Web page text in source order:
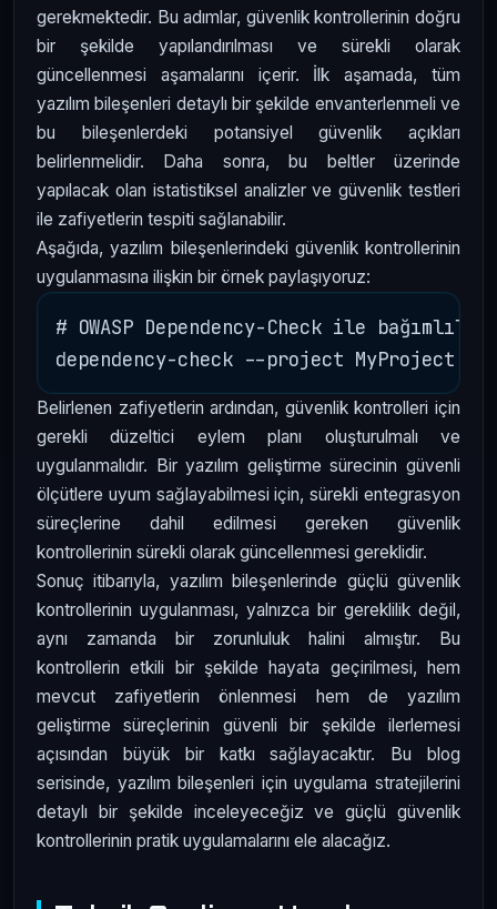
gerekmektedir. Bu adımlar, güvenlik kontrollerinin doğru
bir şekilde yapılandırılması ve sürekli olarak
güncellenmesi aşamalarını içerir. İlk aşamada, tüm
yazılım bileşenleri detaylı bir şekilde envanterlenmeli ve
bu bileşenlerdeki potansiyel güvenlik açıkları
belirlenmelidir. Daha sonra, bu beltler üzerinde
yapılacak olan istatistiksel analizler ve güvenlik testleri
ile zafiyetlerin tespiti sağlanabilir.
Aşağıda, yazılım bileşenlerindeki güvenlik kontrollerinin
uygulanmasına ilişkin bir örnek paylaşıyoruz:
# OWASP Dependency-Check ile
Belirlenen zafiyetlerin ardından, güvenlik kontrolleri için
gerekli düzeltici eylem planı oluşturulmalı ve
uygulanmalıdır. Bir yazılım geliştirme sürecinin güvenli
ölçütlere uyum sağlayabilmesi için, sürekli entegrasyon
süreçlerine dahil edilmesi gereken güvenlik
kontrollerinin sürekli olarak güncellenmesi gereklidir.
Sonuç itibarıyla, yazılım bileşenlerinde güçlü güvenlik
kontrollerinin uygulanması, yalnızca bir gereklilik değil,
aynı zamanda bir zorunluluk halini almıştır. Bu
kontrollerin etkili bir şekilde hayata geçirilmesi, hem
mevcut zafiyetlerin önlenmesi hem de yazılım
geliştirme süreçlerinin güvenli bir şekilde ilerlemesi
açısından büyük bir katkı sağlayacaktır. Bu blog
serisinde, yazılım bileşenleri için uygulama stratejilerini
detaylı bir şekilde inceleyeceğiz ve güçlü güvenlik
kontrollerinin pratik uygulamalarını ele alacağız.